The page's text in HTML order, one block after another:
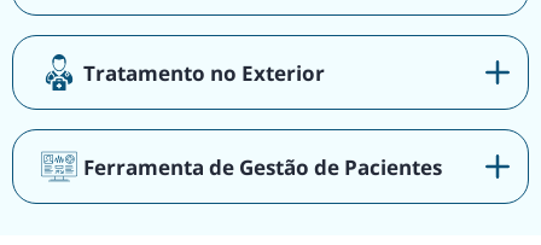
Tratamento no Exterior
Ferramenta de Gestão de Pacientes